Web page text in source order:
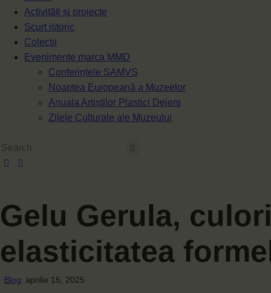
Activități și proiecte
Scurt istoric
Colectii
Evenimente marca MMD
Conferințele SAMVS
Noaptea Europeană a Muzeelor
Anuala Artiștilor Plastici Dejeni
Zilele Culturale ale Muzeului
Gelu Gerula,
elasticitatea
Blog aprilie 15, 2025